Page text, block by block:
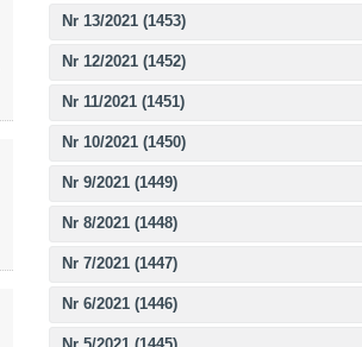
Nr 13/2021 (1453)
Nr 12/2021 (1452)
Nr 11/2021 (1451)
Nr 10/2021 (1450)
Nr 9/2021 (1449)
Nr 8/2021 (1448)
Nr 7/2021 (1447)
Nr 6/2021 (1446)